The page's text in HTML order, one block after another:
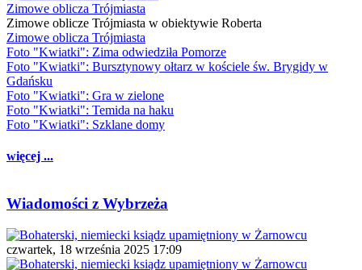
Zimowe oblicza Trójmiasta
Zimowe oblicze Trójmiasta w obiektywie Roberta
Zimowe oblicza Trójmiasta
Foto "Kwiatki": Zima odwiedziła Pomorze
Foto "Kwiatki": Bursztynowy ołtarz w kościele św. Brygidy w
Gdańsku
Foto "Kwiatki": Gra w zielone
Foto "Kwiatki": Temida na haku
Foto "Kwiatki": Szklane domy
więcej ...
Wiadomości z Wybrzeża
czwartek, 18 września 2025 17:09